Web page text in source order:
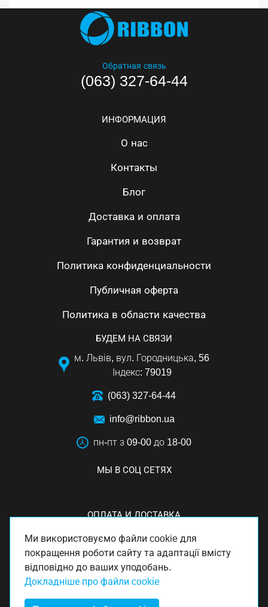
Обратная связь
(063) 327-64-44
ИНФОРМАЦИЯ
О нас
Контакты
Блог
Доставка и оплата
Гарантия и возврат
Политика конфиденциальности
Публичная оферта
Политика в области качества
БУДЕМ НА СВЯЗИ
м. Львів, вул. Городницька, 56
Індекс: 79019
(063) 327-64-44
info@ribbon.ua
пн-пт з 09-00 до 18-00
МЫ В СОЦ СЕТЯХ
ОПЛАТА И ДОСТАВКА
Ми використовуємо файли cookie для
покращення роботи сайту та адаптації вмісту
відповідно до ваших уподобань.
Докладніше про файли cookie